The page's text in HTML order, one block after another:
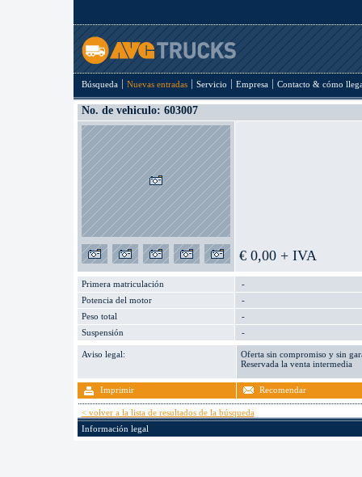
Búsqueda Nuevas entradas Servicio Empresa Contacto & cómo
No. de vehiculo: 603007
€ 0,00 + IVA
Primera matriculación
-
Potencia del motor
-
Peso total
-
Suspensión
-
Aviso legal:
Oferta sin compromiso y sin
Reservada la venta intermedia
Imprimir Recomendar
< volver a la lista de resultados de la búsqueda
Información legal